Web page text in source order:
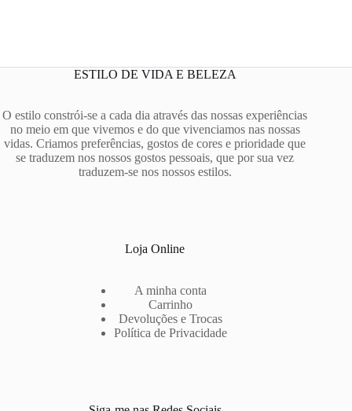
ESTILO DE VIDA E BELEZA
O estilo constrói-se a cada dia através das nossas experiências
no meio em que vivemos e do que vivenciamos nas nossas
vidas. Criamos preferências, gostos de cores e prioridade que
se traduzem nos nossos gostos pessoais, que por sua vez
traduzem-se nos nossos estilos.
Loja Online
A minha conta
Carrinho
Devoluções e Trocas
Política de Privacidade